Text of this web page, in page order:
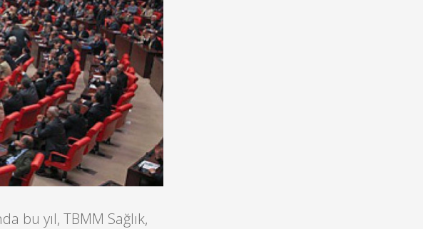
bu yıl, TBMM Sağlık,